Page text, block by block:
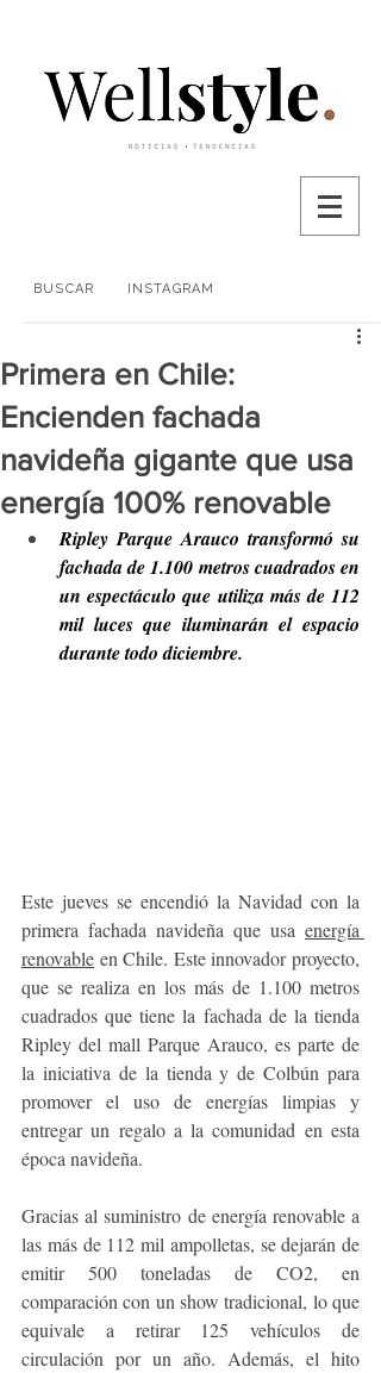
BUSCAR INSTAGRAM
Primera en Chile:
Encienden fachada
navideña gigante que usa
energía 100% renovable
Ripley Parque Arauco transformó su
fachada de 1.100 metros cuadrados en
un espectáculo que utiliza más de 112
mil luces que iluminarán el espacio
durante todo diciembre.
Este jueves se encendió la Navidad con la
primera fachada navideña que usa energía
renovable en Chile. Este innovador proyecto,
que se realiza en los más de 1.100 metros
cuadrados que tiene la fachada de la tienda
Ripley del mall Parque Arauco, es parte de
la iniciativa de la tienda y de Colbún para
promover el uso de energías limpias y
entregar un regalo a la comunidad en esta
época navideña.
Gracias al suministro de energía renovable a
las más de 112 mil ampolletas, se dejarán de
emitir 500 toneladas de CO2, en
comparación con un show tradicional, lo que
equivale a retirar 125 vehículos de
circulación por un año. Además, el hito